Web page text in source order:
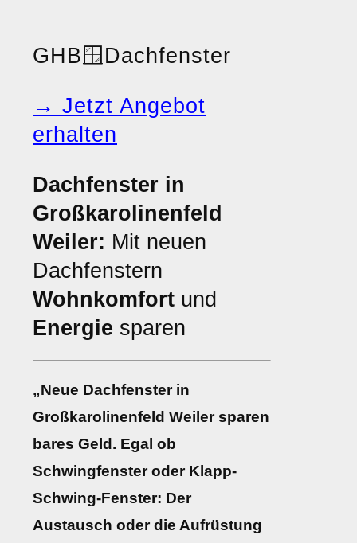
GHB 🪟 Dachfenster
→ Jetzt Angebot
erhalten
Dachfenster in
Großkarolinenfeld
Weiler: Mit neuen
Dachfenstern
Wohnkomfort und
Energie sparen
„Neue Dachfenster in
Großkarolinenfeld Weiler sparen
bares Geld. Egal ob
Schwingfenster oder Klapp-
Schwing-Fenster: Der
Austausch oder die Aufrüstung